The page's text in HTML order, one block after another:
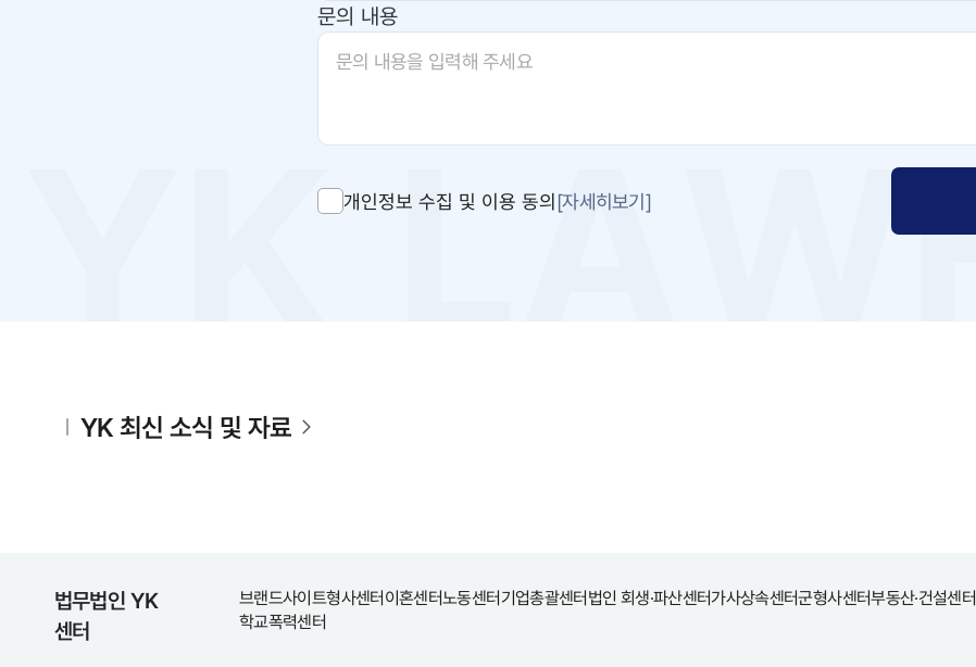
문의 내용
개인정보 수집 및 이용 동의[자세히보기]
YK 최신 소식 및 자료
법무법인 YK
센터
브랜드사이트형사센터이혼센터노동센터기업총괄센터법인 회생·파산센터가사상속센터군형사센터부동산·건설센터
학교폭력센터